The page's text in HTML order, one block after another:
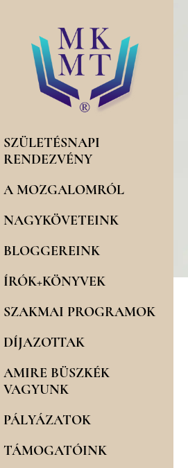
SZÜLETÉSNAPI
RENDEZVÉNY
A MOZGALOMRÓL
NAGYKÖVETEINK
BLOGGEREINK
ÍRÓK+KÖNYVEK
SZAKMAI PROGRAMOK
DÍJAZOTTAK
AMIRE BÜSZKÉK
VAGYUNK
PÁLYÁZATOK
TÁMOGATÓINK